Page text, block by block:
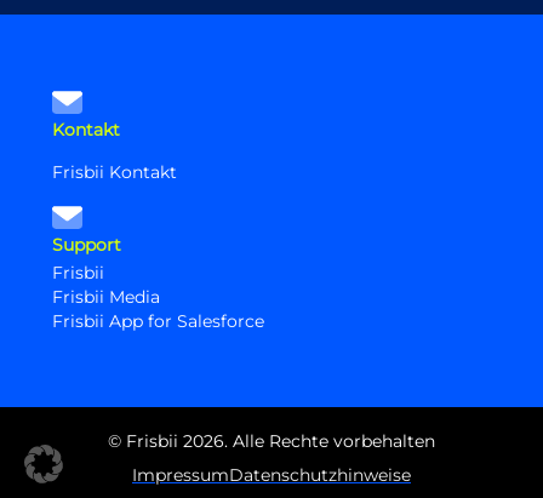
Kontakt
Frisbii Kontakt
Support
Frisbii
Frisbii Media
Frisbii App for Salesforce
© Frisbii 2026. Alle Rechte vorbehalten
ImpressumDatenschutzhinweise